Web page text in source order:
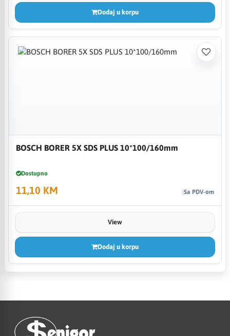
Dodaj u korpu
BOSCH BORER 5X SDS PLUS 10*100/160mm
Dostupno
11,10 KM Sa PDV-om
View
Dodaj u korpu